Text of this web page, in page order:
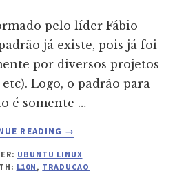
pelo líder Fábio
já existe, pois já foi
por diversos projetos
Logo, o padrão para
é somente …
READING
ABOUT
PADRÃO
PARA
→
UBUNTU LINUX
L10N , TRADUCAO